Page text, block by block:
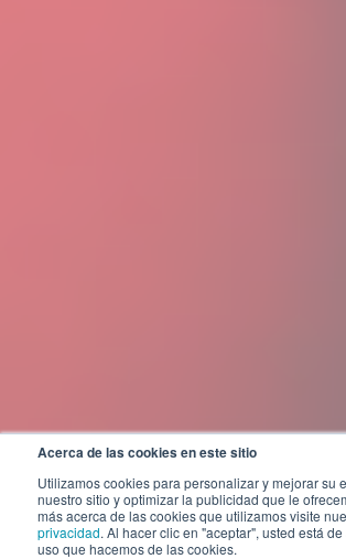
Acerca de las cookies en este sitio
Utilizamos cookies para personalizar y mejorar su
nuestro sitio y optimizar la publicidad que le
más acerca de las cookies que utilizamos visite
privacidad. Al hacer clic en "aceptar", usted está
uso que hacemos de las cookies.